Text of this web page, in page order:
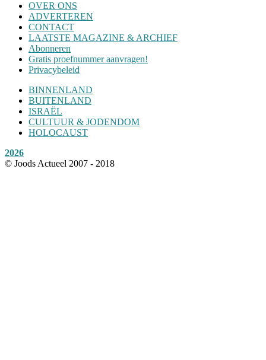
OVER ONS
ADVERTEREN
CONTACT
LAATSTE MAGAZINE & ARCHIEF
Abonneren
Gratis proefnummer aanvragen!
Privacybeleid
BINNENLAND
BUITENLAND
ISRAËL
CULTUUR & JODENDOM
HOLOCAUST
2026
© Joods Actueel 2007 - 2018